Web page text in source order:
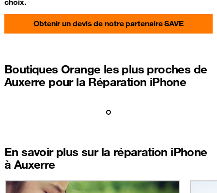
Obtenir un devis de notre partenaire SAVE
Boutiques Orange les plus proches de
Auxerre pour la Réparation iPhone
En savoir plus sur la réparation iPhone
à Auxerre